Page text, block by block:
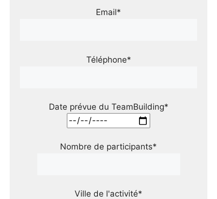
Email*
Téléphone*
Date prévue du TeamBuilding*
Nombre de participants*
Ville de l'activité*